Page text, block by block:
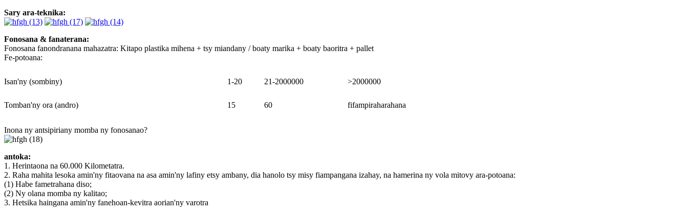
Sary ara-teknika:
Fonosana & fanaterana:
Fonosana fanondranana mahazatra: Kitapo plastika mihena + tsy miandany / boaty marika + boaty baoritra + pallet
Fe-potoana:
Isan'ny (sombiny) 1-20 21-2000000 >2000000
Tomban'ny ora (andro) 15 60 fifampiraharahana
Inona ny antsipiriany momba ny fonosanao?
antoka:
1. Herintaona na 60.000 Kilometatra.
2. Raha mahita lesoka amin'ny fitaovana na asa amin'ny lafiny etsy ambany, dia hanolo tsy misy fiampangana izahay, na hamerina ny vola mitovy ara-potoana:
(1) Habe fametrahana diso;
(2) Ny olana momba ny kalitao;
3. Hetsika haingana amin'ny fanehoan-kevitra aorian'ny varotra